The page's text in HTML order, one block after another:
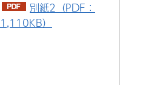
別紙2（PDF：
1,110KB）